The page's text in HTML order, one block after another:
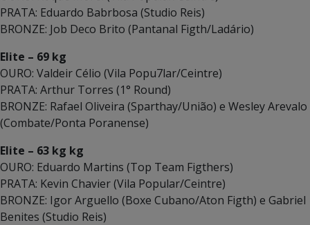
PRATA: Eduardo Babrbosa (Studio Reis)
BRONZE: Job Deco Brito (Pantanal Figth/Ladário)
Elite – 69 kg
OURO: Valdeir Célio (Vila Popu7lar/Ceintre)
PRATA: Arthur Torres (1° Round)
BRONZE: Rafael Oliveira (Sparthay/União) e Wesley Arevalo
(Combate/Ponta Poranense)
Elite – 63 kg kg
OURO: Eduardo Martins (Top Team Figthers)
PRATA: Kevin Chavier (Vila Popular/Ceintre)
BRONZE: Igor Arguello (Boxe Cubano/Aton Figth) e Gabriel
Benites (Studio Reis)